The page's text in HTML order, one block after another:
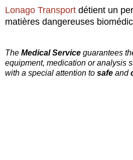
Lonago Transport détient un
matières dangereuses
The Medical Service guarantees
equipment, medication or analysis
with a special attention to safe and